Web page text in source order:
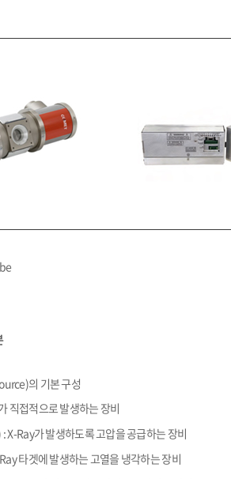
의 기본 구성
직접적으로 발생하는 장비
X-Ray가 발생하도록 고압을 공급하는 장비
타겟에 발생하는 고열을 냉각하는 장비